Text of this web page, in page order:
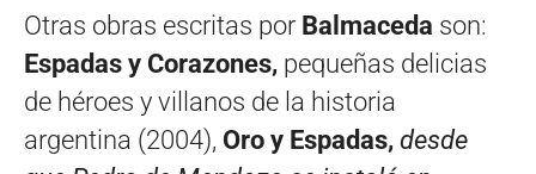
Otras obras escritas por Balmaceda son:
Espadas y Corazones, pequeñas delicias
de héroes y villanos de la historia
argentina (2004), Oro y Espadas, desde